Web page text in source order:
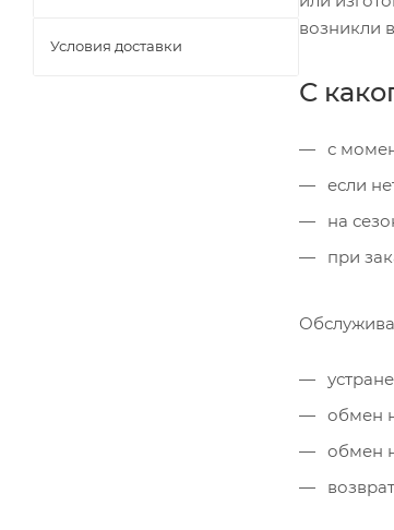
возникли
С
с
если
на
при
обмен
обмен
Условия доставки